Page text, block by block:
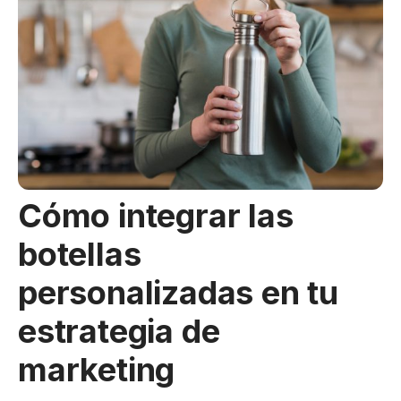
Cómo integrar las
botellas
personalizadas en tu
estrategia de
marketing